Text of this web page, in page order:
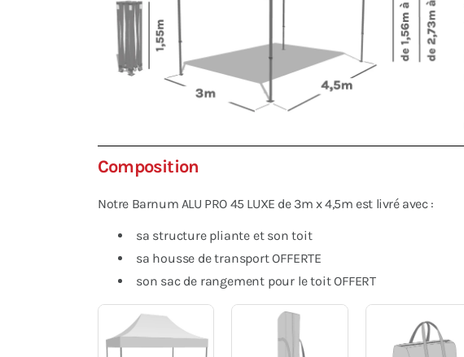
Composition
Notre Barnum ALU PRO 45 LUXE de 3m x 4,5m est livré avec :
sa structure pliante et son toit
sa housse de transport OFFERTE
son sac de rangement pour le toit OFFERT